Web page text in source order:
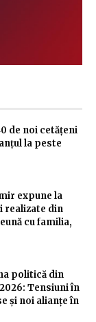
de noi cetățeni
la peste
expune la
realizate din
cu familia,
politică din
Tensiuni în
și noi alianțe în